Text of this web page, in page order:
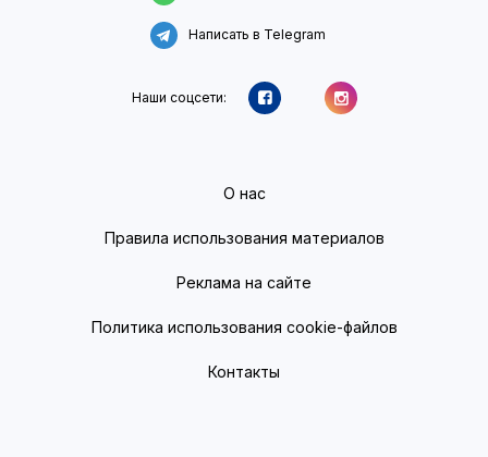
Написать в Telegram
Наши соцсети:
О нас
Правила использования материалов
Реклама на сайте
Политика использования cookie-файлов
Контакты